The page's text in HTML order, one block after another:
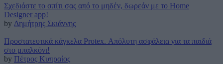
Σχεδιάστε το σπίτι σας από το μηδέν, δωρεάν με το Home
Designer app!
by Δημήτρης Σκιάννης
Προστατευτικά κάγκελα Protex. Απόλυτη ασφάλεια για τα παιδιά
στο μπαλκόνι!
by Πέτρος Κυπραίος